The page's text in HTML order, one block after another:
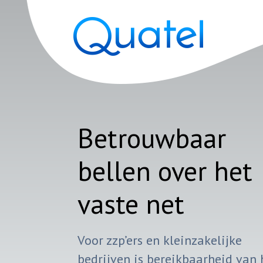
Betrouwbaar
bellen over het
vaste net
Voor zzp’ers en kleinzakelijke
bedrijven is bereikbaarheid van